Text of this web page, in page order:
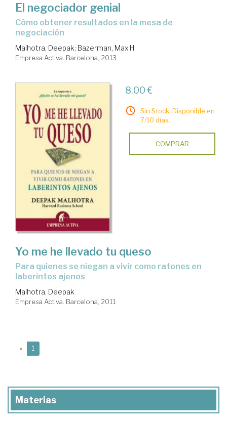
El negociador genial
cómo obtener resultados en la mesa de
negociación
Malhotra, Deepak; Bazerman, Max H.
Empresa Activa. Barcelona, 2013
8,00 €
Sin Stock. Disponible en
7/10 días.
COMPRAR
Yo me he llevado tu queso
para quienes se niegan a vivir como ratones en
laberintos ajenos
Malhotra, Deepak
Empresa Activa. Barcelona, 2011
« 1
Materias